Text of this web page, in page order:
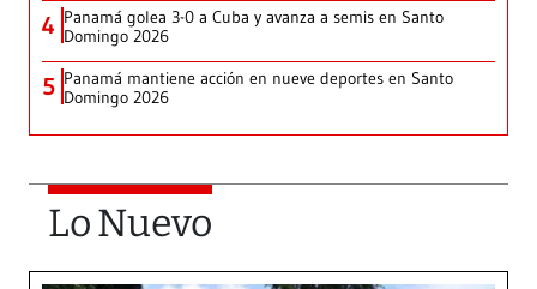
4 Panamá golea 3-0 a Cuba y avanza a semis en Santo
Domingo 2026
5 Panamá mantiene acción en nueve deportes en Santo
Domingo 2026
Lo Nuevo